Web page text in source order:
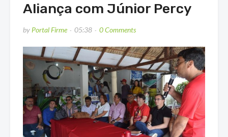
Aliança com Júnior Percy
byPortal Firme 05:38 0 Comments